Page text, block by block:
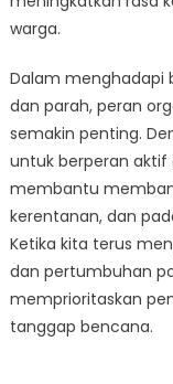
warga.
Dalam menghadapi
dan parah, peran
semakin penting.
untuk berperan
membantu
kerentanan, dan
Ketika kita terus
dan pertumbuhan
memprioritaskan
tanggap bencana.